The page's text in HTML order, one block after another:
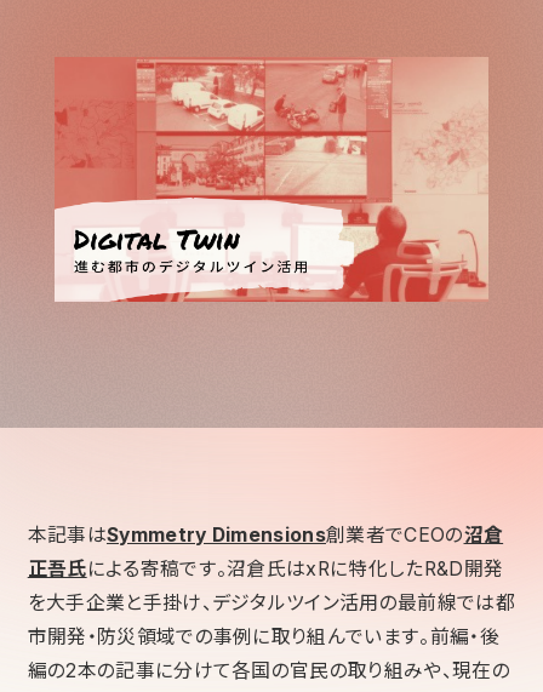
本記事はSymmetry Dimensions創業者でCEOの沼倉
正吾氏による寄稿です。沼倉氏はxRに特化したR&D開発
を大手企業と手掛け、デジタルツイン活用の最前線では都
市開発・防災領域での事例に取り組んでいます。前編・後
編の2本の記事に分けて各国の官民の取り組みや、現在の